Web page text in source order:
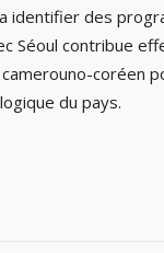
identifier des
Séoul contribue
coréen
du pays.